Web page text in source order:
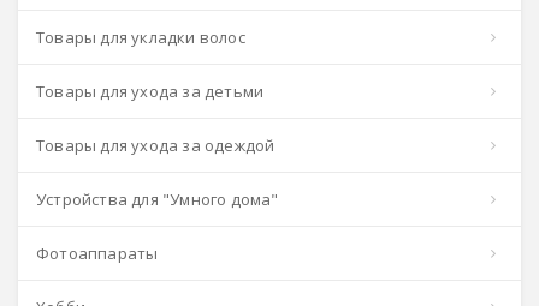
Товары для укладки волос
Товары для ухода за детьми
Товары для ухода за одеждой
Устройства для "Умного дома"
Фотоаппараты